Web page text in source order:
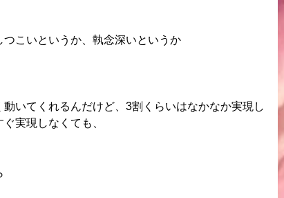
こいというか、執念深いというか
いてくれるんだけど、3割くらいはなかなか実現し
実現しなくても、